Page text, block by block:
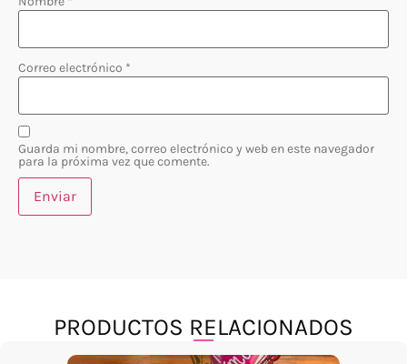
Correo electrónico *
Guarda mi nombre, correo electrónico y web en este navegador
para la próxima vez que comente.
PRODUCTOS RELACIONADOS